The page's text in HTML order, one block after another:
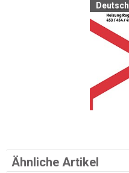
Deutsch
Ähnliche Artikel